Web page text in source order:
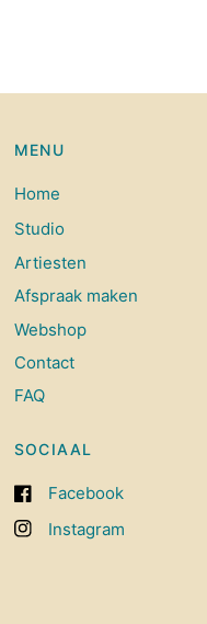
MENU
Home
Studio
Artiesten
Afspraak maken
Webshop
Contact
FAQ
SOCIAAL
Facebook
Instagram